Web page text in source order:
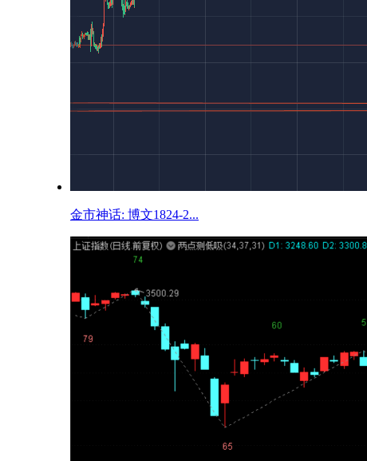
金市神话: 博文1824-2...